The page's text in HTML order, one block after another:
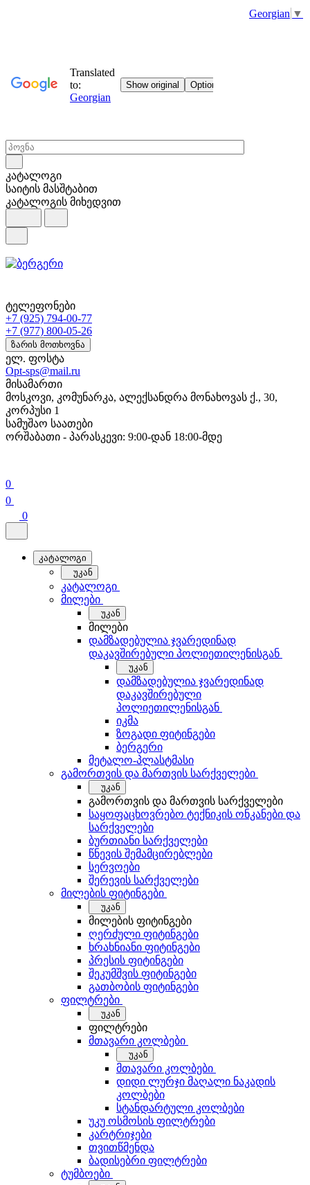
Georgian ▼
კატალოგი
საიტის მასშტაბით
კატალოგის მიხედვით
ტელეფონები
+7 (925) 794-00-77
+7 (977) 800-05-26
ზარის მოთხოვნა
ელ. ფოსტა
Opt-sps@mail.ru
მისამართი
მოსკოვი, კომუნარკა, ალექსანდრა მონახოვას ქ., 30,
კორპუსი 1
სამუშაო საათები
ორშაბათი - პარასკევი: 9:00-დან 18:00-მდე
0
0
0
კატალოგი
უკან
კატალოგი
მილები
უკან
მილები
დამზადებულია ჯვარედინად
დაკავშირებული პოლიეთილენისგან
უკან
დამზადებულია ჯვარედინად
დაკავშირებული
პოლიეთილენისგან
იკმა
ზოგადი ფიტინგები
ბერგერი
მეტალო-პლასტმასი
გამორთვის და მართვის სარქველები
უკან
გამორთვის და მართვის სარქველები
საყოფაცხოვრებო ტექნიკის ონკანები და
სარქველები
ბურთიანი სარქველები
წნევის შემამცირებლები
სერვოები
შერევის სარქველები
მილების ფიტინგები
უკან
მილების ფიტინგები
ღერძული ფიტინგები
ხრახნიანი ფიტინგები
პრესის ფიტინგები
შეკუმშვის ფიტინგები
გათბობის ფიტინგები
ფილტრები
უკან
ფილტრები
მთავარი კოლბები
უკან
მთავარი კოლბები
დიდი ლურჯი მაღალი ნაკადის
კოლბები
სტანდარტული კოლბები
უკუ ოსმოსის ფილტრები
კარტრიჯები
თვითწმენდა
ბადისებრი ფილტრები
ტუმბოები